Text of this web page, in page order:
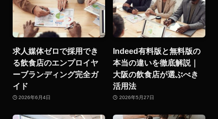
求人媒体ゼロで採用でき
る飲食店のエンプロイヤ
ーブランディング完全ガ
イド
2026年6月4日
Indeed有料版と無料版の
本当の違いを徹底解説｜
大阪の飲食店が選ぶべき
活用法
2026年5月27日